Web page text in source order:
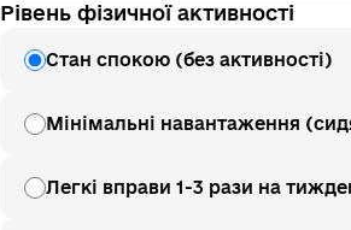
Рівень фізичної активності
Стан спокою (без активності)
Мінімальні навантаження
Легкі вправи 1-3 рази на